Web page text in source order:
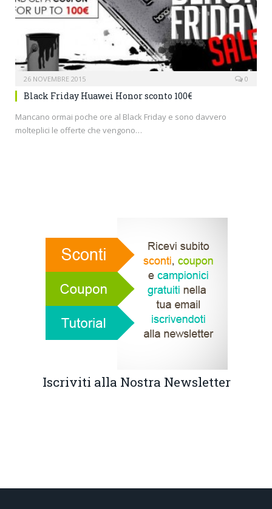
26 NOVEMBRE 2015 0
Black Friday Huawei Honor sconto 100€
Mancano ormai poche ore al Black Friday e sono davvero
molteplici le offerte che vengono…
Iscriviti alla Nostra Newsletter